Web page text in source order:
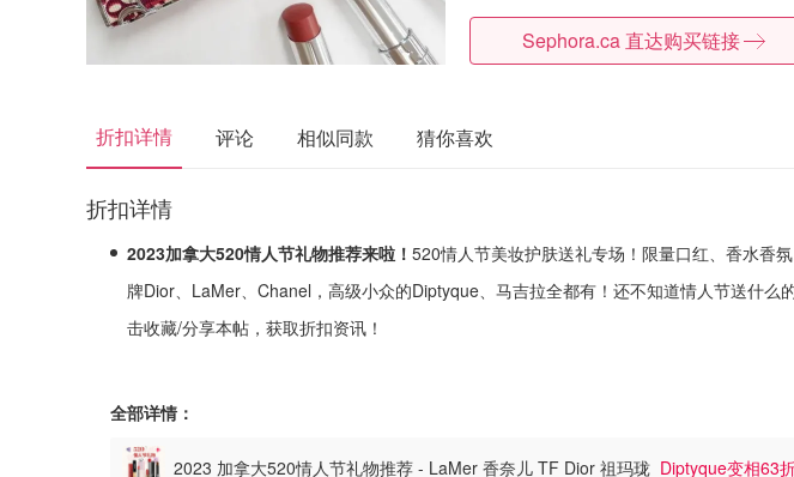
Sephora.ca 直达购买链接
折扣详情 评论 相似同款 猜你喜欢
折扣详情
2023加拿大520情人节礼物推荐来啦！ 520情人节美妆护肤送礼专场！限量口红、香水香
牌Dior、LaMer、Chanel，高级小众的Diptyque、马吉拉全都有！还不知道情人节送什么
击收藏/分享本帖，获取折扣资讯！
全部详情：
2023 加拿大520情人节礼物推荐 - LaMer 香奈儿 TF Dior 祖玛珑 Diptyque变相63